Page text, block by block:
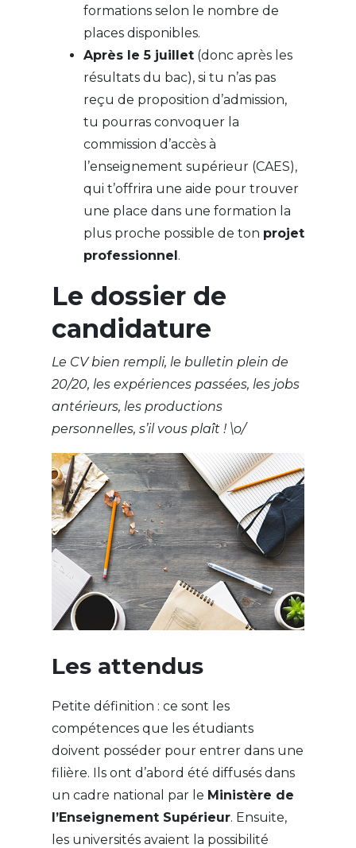
formations selon le nombre de
places disponibles.
Après le 5 juillet(donc après les
résultats du bac), si tu n’as pas
reçu de proposition d’admission,
tu pourras convoquer la
commission d’accès à
l’enseignement supérieur (CAES),
qui t’offrira une aide pour trouver
une place dans une formation la
plus proche possible de ton projet
professionnel.
Le dossier de
candidature
Le CV bien rempli, le bulletin plein de
20/20, les expériences passées, les jobs
antérieurs, les productions
personnelles, s’il vous plaît ! \o/
Les attendus
Petite définition : ce sont les
compétences que les étudiants
doivent posséder pour entrer dans une
filière. Ils ont d’abord été diffusés dans
un cadre national par le Ministère de
l’Enseignement Supérieur. Ensuite,
les universités avaient la possibilité